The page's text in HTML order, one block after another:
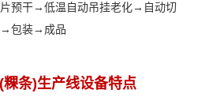
预干→低温自动吊挂老化→自动切
包装→成品
粿条)生产线设备特点